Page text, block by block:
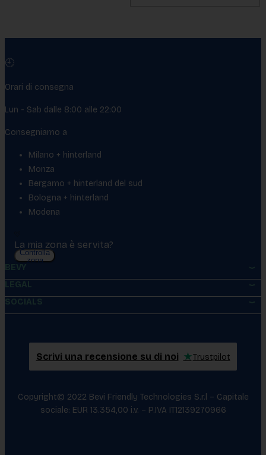
🕘
Orari di consegna
Lun - Sab dalle 8:00 alle 22:00
Consegniamo a
Milano + hinterland
Monza
Bergamo + hinterland del sud
Bologna + hinterland
Modena
La mia zona è servita?
Controlla
zona
BEVY
LEGAL
SOCIALS
Scrivi una recensione su di noi ★Trustpilot
Copyright© 2022 Bevi Friendly Technologies S.r.l – Capitale
sociale: EUR 13.354,00 i.v. – P.IVA IT12139270966